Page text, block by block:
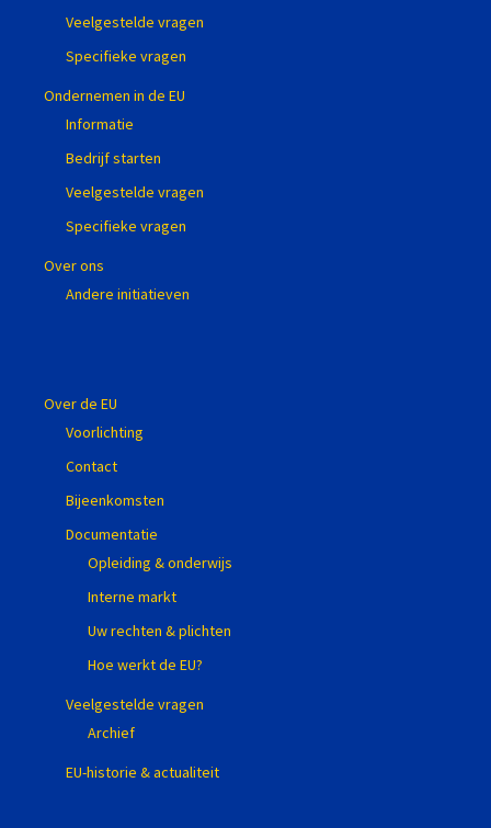
Veelgestelde vragen
Specifieke vragen
Ondernemen in de EU
Informatie
Bedrijf starten
Veelgestelde vragen
Specifieke vragen
Over ons
Andere initiatieven
Over de EU
Voorlichting
Contact
Bijeenkomsten
Documentatie
Opleiding & onderwijs
Interne markt
Uw rechten & plichten
Hoe werkt de EU?
Veelgestelde vragen
Archief
EU-historie & actualiteit